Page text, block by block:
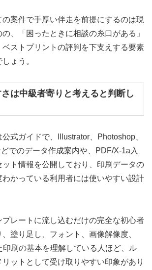
の案件で手厚い伴走を前提にするのは現
、「困ったときに相談の糸口がある」
ベストプリントの評判を下支えする要素
ょう。
は中級者寄りと考えると判断し
式ガイドで、Illustrator、Photoshop、
でのデータ作成案内や、PDF/X-1a入
ト情報を公開しており、印刷データの
かっている利用者には使いやすい設計
プレートに流し込むだけの完全な初心者
塗り足し、フォント、画像解像度、
印刷の基本を理解している人ほど、ル
ットとして受け取りやすい印象があり